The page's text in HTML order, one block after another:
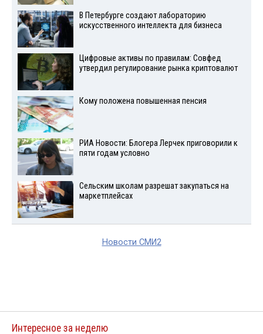
В Петербурге создают лабораторию
искусственного интеллекта для бизнеса
Цифровые активы по правилам: Совфед
утвердил регулирование рынка криптовалют
Кому положена повышенная пенсия
РИА Новости: Блогера Лерчек приговорили к
пяти годам условно
Сельским школам разрешат закупаться на
маркетплейсах
Новости СМИ2
Интересное за неделю